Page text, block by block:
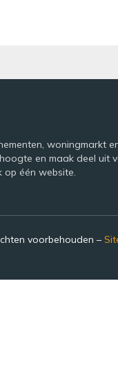
woningmarkt
en maak deel uit
op één website.
voorbehouden –